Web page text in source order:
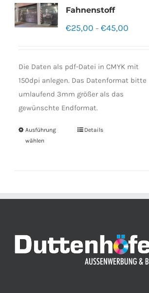
Fahnenstoff
€25,00 – €45,00
Die Daten als pdf-Datei in CMYK mit
150dpi anlegen. Das Datenformat bitte
umlaufend 3mm größer als das
gewünschte Endformat.
Ausführung
wählen
Details